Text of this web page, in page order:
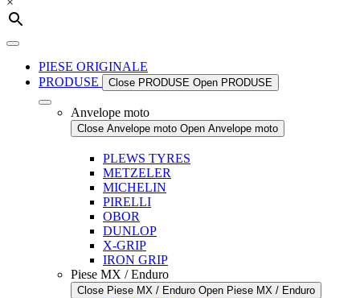
PIESE ORIGINALE
PRODUSE
Close PRODUSE Open PRODUSE
Anvelope moto
Close Anvelope moto Open Anvelope moto
PLEWS TYRES
METZELER
MICHELIN
PIRELLI
OBOR
DUNLOP
X-GRIP
IRON GRIP
Piese MX / Enduro
Close Piese MX / Enduro Open Piese MX / Enduro